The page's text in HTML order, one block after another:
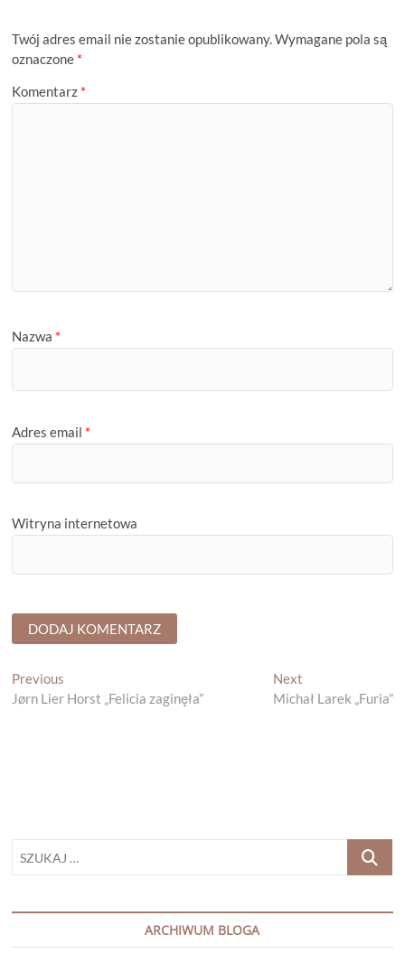
Twój adres email nie zostanie opublikowany.Wymagane pola są
oznaczone *
Komentarz *
Nazwa *
Adres email *
Witryna internetowa
Nawigacja
wpisu
Previous
post:
Jørn Lier Horst „Felicia zaginęła”
NextNext
post:
Michał Larek „Furia”
SZUKAJ
ARCHIWUM BLOGA